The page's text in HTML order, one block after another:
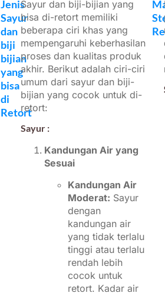
Jenis
Sayur
dan
biji
bijian
yang
bisa
di
Retort
Sayur dan biji-bijian yang
bisa di-retort memiliki
beberapa ciri khas yang
mempengaruhi keberhasilan
proses dan kualitas produk
akhir. Berikut adalah ciri-ciri
umum dari sayur dan biji-
bijian yang cocok untuk di-
retort:
Sayur :
Kandungan Air yang
Sesuai
Kandungan Air
Moderat: Sayur
dengan
kandungan air
yang tidak terlalu
tinggi atau terlalu
rendah lebih
cocok untuk
retort. Kadar air